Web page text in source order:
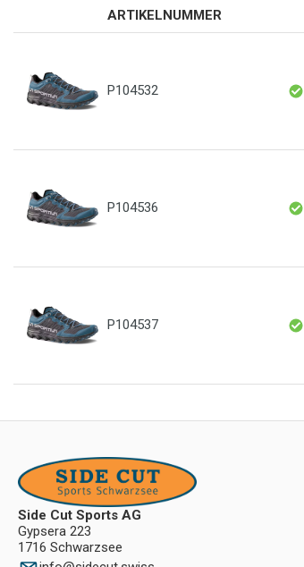
ARTIKELNUMMER
P104532
P104536
P104537
Side Cut Sports AG
Gypsera 223
1716 Schwarzsee